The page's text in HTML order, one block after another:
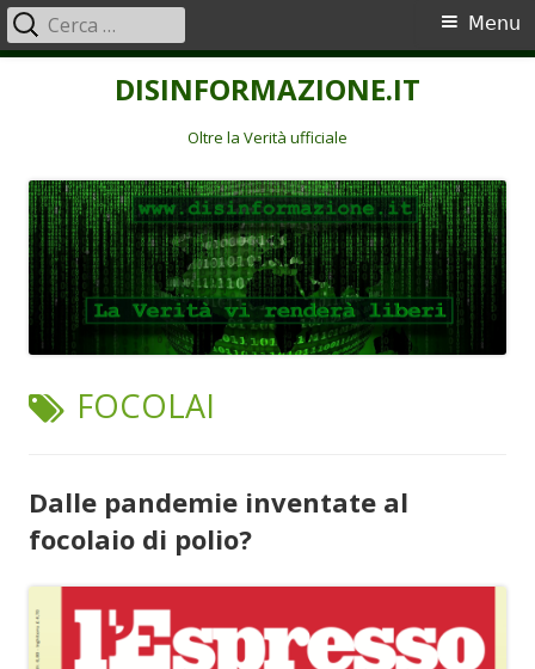
DISINFORMAZIONE.IT
Oltre la Verità ufficiale
Menu
principale
Menu
Ricerca
per:
TAG:
FOCOLAI
Dalle pandemie inventate al
focolaio di polio?